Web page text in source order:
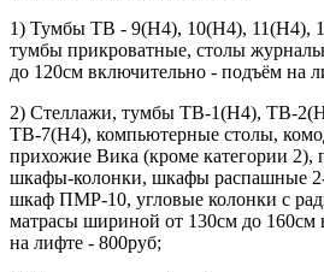
1) Тумбы ТВ - 9(Н4), 10(Н4), 11(Н4),
тумбы прикроватные, столы
до 120см включительно - подъём на
2) Стеллажи, тумбы ТВ-1(Н4), ТВ-
ТВ-7(Н4), компьютерные столы,
прихожие Вика (кроме категории
шкафы-колонки, шкафы распашные
шкаф ПМР-10, угловые колонки с
матрасы шириной от 130см до 160см
на лифте - 800руб;